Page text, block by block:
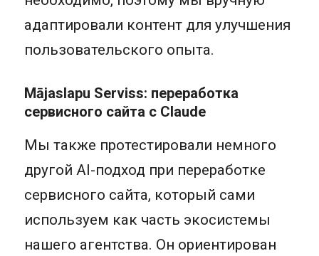
адаптировали контент для улучшения
пользовательского опыта.
Mājaslapu Serviss: переработка
сервисного сайта с Claude
Мы также протестировали немного
другой AI-подход при переработке
сервисного сайта, который сами
используем как часть экосистемы
нашего агентства. Он ориентирован